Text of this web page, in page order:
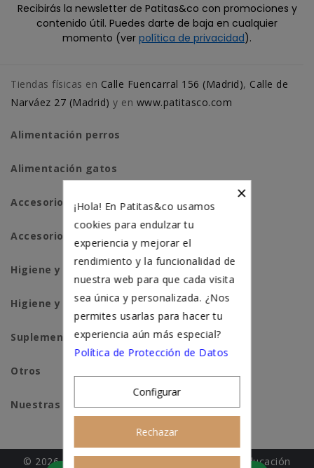
Recibirás la newsletter de Patitas&co con promociones y
contenido útil. Puedes darte de baja en cualquier
momento (ver política de privacidad).
Tiendas físicas en Calle Fuencarral 156 (Madrid), Calle de
Narváez 27 (Madrid) y en www.patitasco.com
Alimentación perros
Alimentación gatos
Accesorios perros
Accesorios para gatos
Higiene y salud perros
Higiene y salud gatos
Suplementación natural
Otros
Nuestras tiendas
© 2026 - Patitas&co, Alimentación natural y educación
×
¡Hola! En Patitas&co usamos
cookies para endulzar tu
experiencia y mejorar el
rendimiento y la funcionalidad de
nuestra web para que cada visita
sea única y personalizada. ¿Nos
permites usarlas para hacer tu
experiencia aún más especial?
Política de Protección de Datos
Configurar
Rechazar